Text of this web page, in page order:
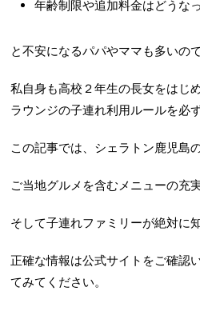
年齢制限や追加料金はどうな
と不安になるパパやママも多いの
私自身も高校２年生の長女をはじ
ラウンジの子連れ利用ルールを必
この記事では、シェラトン鹿児島
ご当地グルメを含むメニューの充実
そして子連れファミリーが絶対に
正確な情報は公式サイトをご確認
てみてください。